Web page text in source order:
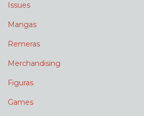
Issues
Mangas
Remeras
Merchandising
Figuras
Games